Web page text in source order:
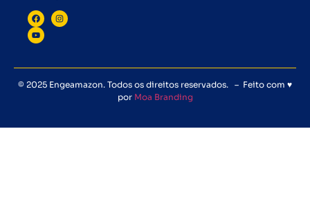
© 2025 Engeamazon. Todos os direitos reservados. – Feito com ♥
por Moa Branding